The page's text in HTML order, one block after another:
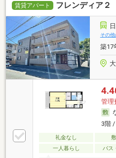
賃貸アパート フレンディア２
その他
築17
管理
3階 /
礼金なし
一人暮らし
バス